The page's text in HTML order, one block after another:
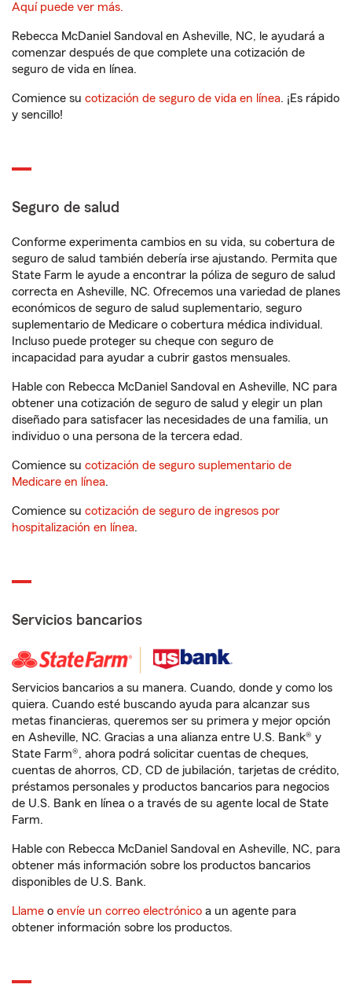
Aquí puede ver más.
Rebecca McDaniel Sandoval en Asheville, NC, le ayudará a
comenzar después de que complete una cotización de
seguro de vida en línea.
Comience su cotización de seguro de vida en línea. ¡Es rápido
y sencillo!
Seguro de salud
Conforme experimenta cambios en su vida, su cobertura de
seguro de salud también debería irse ajustando. Permita que
State Farm le ayude a encontrar la póliza de seguro de salud
correcta en Asheville, NC. Ofrecemos una variedad de planes
económicos de seguro de salud suplementario, seguro
suplementario de Medicare o cobertura médica individual.
Incluso puede proteger su cheque con seguro de
incapacidad para ayudar a cubrir gastos mensuales.
Hable con Rebecca McDaniel Sandoval en Asheville, NC para
obtener una cotización de seguro de salud y elegir un plan
diseñado para satisfacer las necesidades de una familia, un
individuo o una persona de la tercera edad.
Comience su cotización de seguro suplementario de
Medicare en línea.
Comience su cotización de seguro de ingresos por
hospitalización en línea.
Servicios bancarios
Servicios bancarios a su manera. Cuando, donde y como los
quiera. Cuando esté buscando ayuda para alcanzar sus
metas financieras, queremos ser su primera y mejor opción
en Asheville, NC. Gracias a una alianza entre U.S. Bank® y
State Farm®, ahora podrá solicitar cuentas de cheques,
cuentas de ahorros, CD, CD de jubilación, tarjetas de crédito,
préstamos personales y productos bancarios para negocios
de U.S. Bank en línea o a través de su agente local de State
Farm.
Hable con Rebecca McDaniel Sandoval en Asheville, NC, para
obtener más información sobre los productos bancarios
disponibles de U.S. Bank.
Llame o envíe un correo electrónico a un agente para
obtener información sobre los productos.